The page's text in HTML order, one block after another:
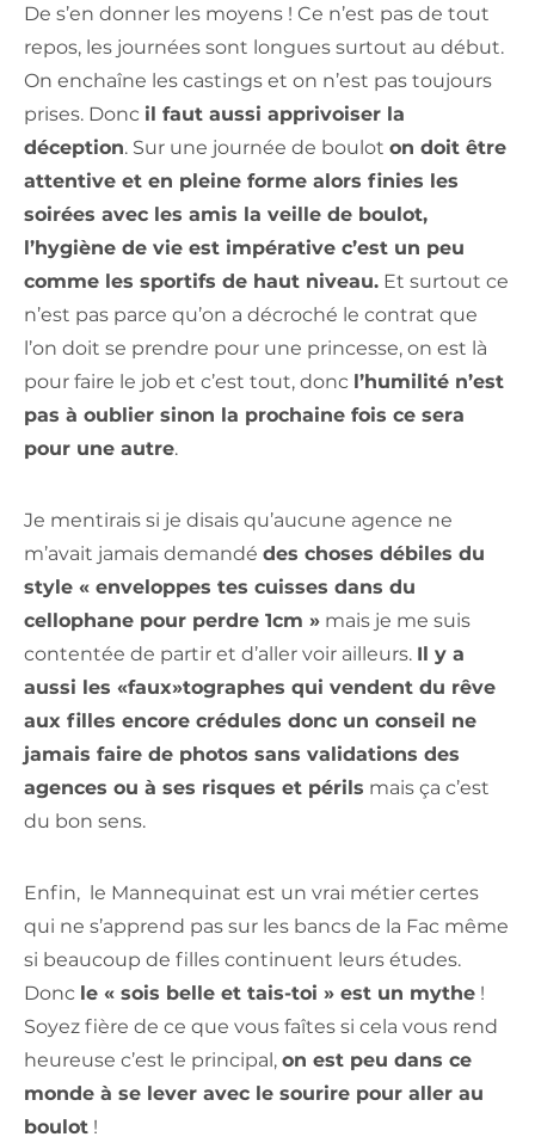
De s’en donner les moyens ! Ce n’est pas de tout
repos, les journées sont longues surtout au début.
On enchaîne les castings et on n’est pas toujours
prises. Donc il faut aussi apprivoiser la
déception. Sur une journée de boulot on doit être
attentive et en pleine forme alors finies les
soirées avec les amis la veille de boulot,
l’hygiène de vie est impérative c’est un peu
comme les sportifs de haut niveau. Et surtout ce
n’est pas parce qu’on a décroché le contrat que
l’on doit se prendre pour une princesse, on est là
pour faire le job et c’est tout, donc l’humilité n’est
pas à oublier sinon la prochaine fois ce sera
pour une autre.
Je mentirais si je disais qu’aucune agence ne
m’avait jamais demandé des choses débiles du
style « enveloppes tes cuisses dans du
cellophane pour perdre 1cm » mais je me suis
contentée de partir et d’aller voir ailleurs. Il y a
aussi les «faux»tographes qui vendent du rêve
aux filles encore crédules donc un conseil ne
jamais faire de photos sans validations des
agences ou à ses risques et périls mais ça c’est
du bon sens.
Enfin, le Mannequinat est un vrai métier certes
qui ne s’apprend pas sur les bancs de la Fac même
si beaucoup de filles continuent leurs études.
Donc le « sois belle et tais-toi » est un mythe !
Soyez fière de ce que vous faîtes si cela vous rend
heureuse c’est le principal, on est peu dans ce
monde à se lever avec le sourire pour aller au
boulot !